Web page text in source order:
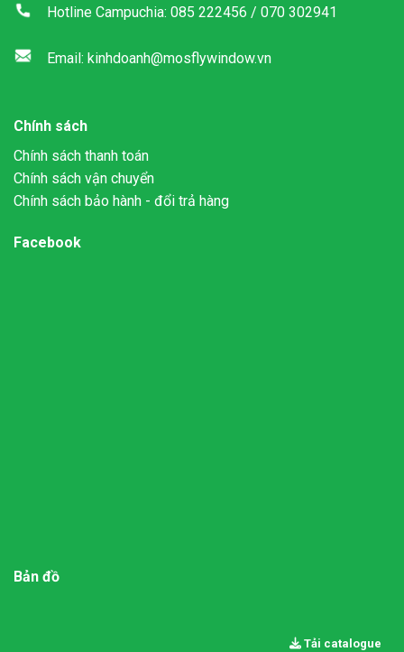
Tải catalogue
Hotline Campuchia: 085 222456 / 070 302941
Email: kinhdoanh@mosflywindow.vn
Chính sách
Chính sách thanh toán
Chính sách vận chuyển
Chính sách bảo hành - đổi trả hàng
Facebook
Bản đồ